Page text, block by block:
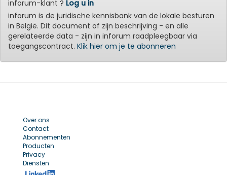
inforum-klant ? Log u in
inforum is de juridische kennisbank van de lokale besturen
in België. Dit document of zijn beschrijving - en alle
gerelateerde data - zijn in inforum raadpleegbaar via
toegangscontract. Klik hier om je te abonneren
Over ons
Contact
Abonnementen
Producten
Privacy
Diensten